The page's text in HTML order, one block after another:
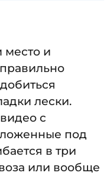
место и
лески.
с
под
в три
или вообще